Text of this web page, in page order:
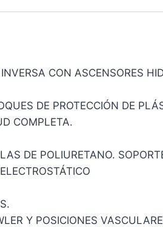
CON ASCENSORES
DE PROTECCIÓN DE
COMPLETA.
DE POLIURETANO.
Y POSICIONES